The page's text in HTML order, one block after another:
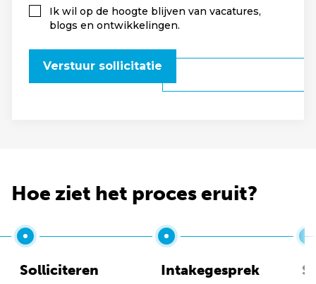
Ik wil op de hoogte blijven van vacatures,
blogs en ontwikkelingen.
Verstuur sollicitatie
Hoe ziet het proces eruit?
Solliciteren Intakegesprek